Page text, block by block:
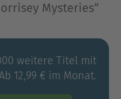
Mysteries“
weitere Titel mit
12,99 € im Monat.